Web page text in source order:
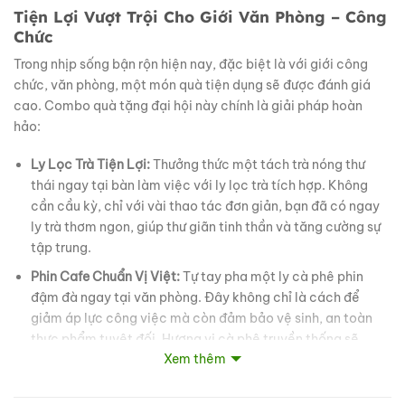
Tiện Lợi Vượt Trội Cho Giới Văn Phòng – Công
Chức
Trong nhịp sống bận rộn hiện nay, đặc biệt là với giới công
chức, văn phòng, một món quà tiện dụng sẽ được đánh giá
cao. Combo quà tặng đại hội này chính là giải pháp hoàn
hảo:
Ly Lọc Trà Tiện Lợi:Thưởng thức một tách trà nóng thư
thái ngay tại bàn làm việc với ly lọc trà tích hợp. Không
cần cầu kỳ, chỉ với vài thao tác đơn giản, bạn đã có ngay
ly trà thơm ngon, giúp thư giãn tinh thần và tăng cường sự
tập trung.
Phin Cafe Chuẩn Vị Việt:Tự tay pha một ly cà phê phin
đậm đà ngay tại văn phòng. Đây không chỉ là cách để
giảm áp lực công việc mà còn đảm bảo vệ sinh, an toàn
thực phẩm tuyệt đối. Hương vị cà phê truyền thống sẽ
đánh thức mọi giác quan, mang lại năng lượng tích cực
Xem thêm